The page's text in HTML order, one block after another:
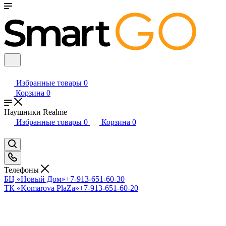
Избранные товары 0
Корзина 0
Наушники Realme
Избранные товары 0 Корзина 0
Телефоны
БЦ «Новый Дом»+7-913-651-60-30
ТК «Komarova PlaZa»+7-913-651-60-20